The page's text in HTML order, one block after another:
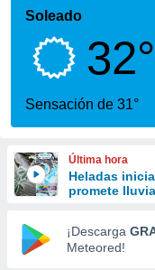
por
que se
calidad.
a este
las
y
forma
digital
basada
Soleado
32°
Sensación de 31°
Última hora
Heladas
promete
¡Descarga
Meteored!